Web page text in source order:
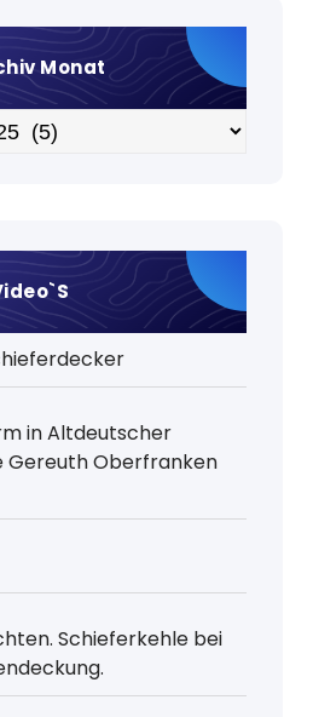
Monat
in Altdeutscher
Gereuth Oberfranken
Schieferkehle bei